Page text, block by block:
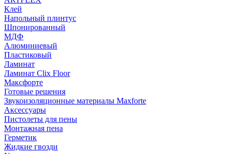
Клей
Напольный плинтус
Шпонированный
МДФ
Алюминиевый
Пластиковый
Ламинат
Ламинат Clix Floor
Максфорте
Готовые решения
Звукоизоляционные материалы Maxforte
Аксессуары
Пистолеты для пены
Монтажная пена
Герметик
Жидкие гвозди